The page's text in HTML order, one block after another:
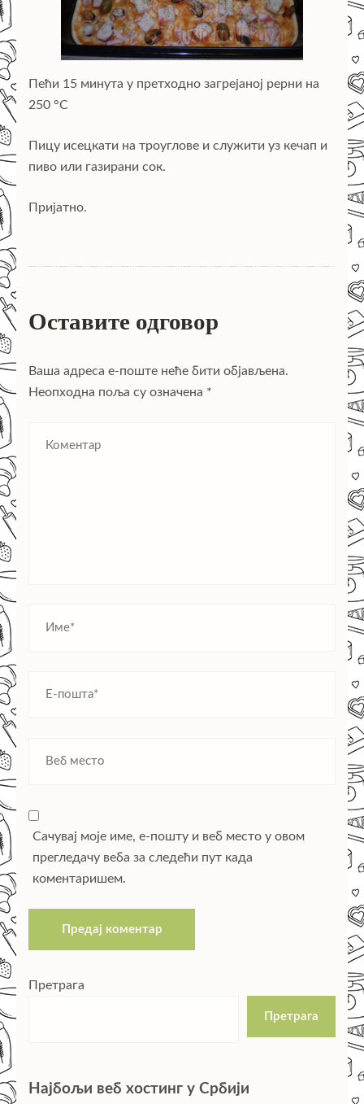
Пећи 15 минута у претходно загрејаној рерни на
250 °C
Пицу исецкати на троуглове и служити уз кечап и
пиво или газирани сок.
Пријатно.
Оставите одговор
Ваша адреса е-поште неће бити објављена.
Неопходна поља су означена *
Сачувај моје име, е-пошту и веб место у овом
прегледачу веба за следећи пут када
коментаришем.
Претрага
Претрага
Најбољи веб хостинг у Србији